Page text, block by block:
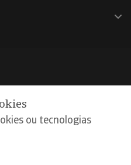
ou tecnologias